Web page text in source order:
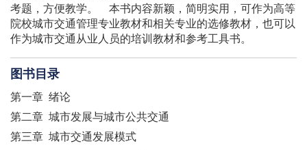
考题，方便教学。 本书内容新颖，简明实用，可作为高等
院校城市交通管理专业教材和相关专业的选修教材，也可以
作为城市交通从业人员的培训教材和参考工具书。
图书目录
第一章 绪论
第二章 城市发展与城市公共交通
第三章 城市交通发展模式